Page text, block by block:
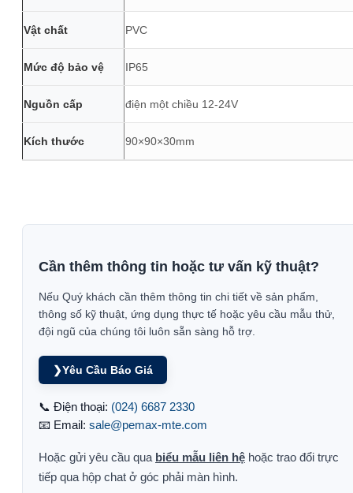
Vật chất PVC
Mức độ bảo vệ IP65
Nguồn cấp điện một chiều 12-24V
Kích thước 90×90×30mm
Cần thêm thông tin hoặc tư vấn kỹ thuật?
Nếu Quý khách cần thêm thông tin chi tiết về sản phẩm,
thông số kỹ thuật, ứng dụng thực tế hoặc yêu cầu mẫu thử,
đội ngũ của chúng tôi luôn sẵn sàng hỗ trợ.
❯Yêu Cầu Báo Giá
📞 Điện thoại: (024) 6687 2330
📧 Email: sale@pemax-mte.com
Hoặc gửi yêu cầu qua biểu mẫu liên hệ hoặc trao đổi trực
tiếp qua hộp chat ở góc phải màn hình.